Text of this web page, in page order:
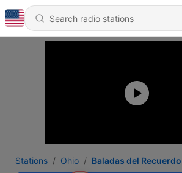
Stations Ohio Baladas del Recuerdo